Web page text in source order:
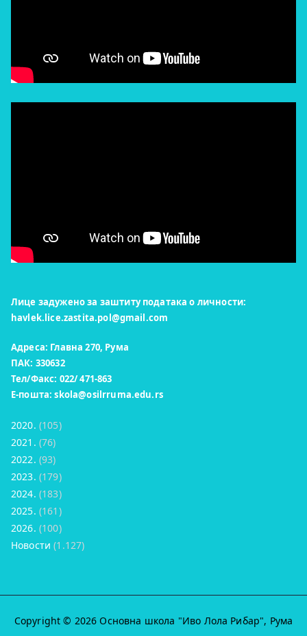
Лице задужено за заштиту података о личности:
havlek.lice.zastita.pol@gmail.com
Адреса: Главна 270, Рума
ПАК: 330632
Тел/Факс: 022/ 471-863
Е-пошта:skola@osilrruma.edu.rs
2020. (105)
2021. (76)
2022. (93)
2023. (179)
2024. (183)
2025. (161)
2026. (100)
Новости (1.127)
Copyright © 2026 Основна школа "Иво Лола Рибар", Рума